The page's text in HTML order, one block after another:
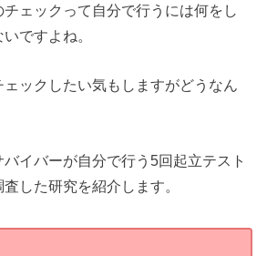
チェックって自分で行うには何をし
ですよね。
ックしたい気もしますがどうなん
イバーが自分で行う5回起立テスト
した研究を紹介します。